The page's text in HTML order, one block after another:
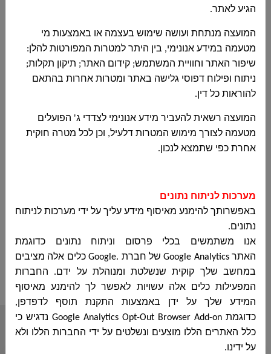
تقرير مالي الربع
الثالث 2018
تقرير مالي الربع
الرابع 2018
اضغطوا هنا
تقرير مالي الربع
الاول 2018
تقرير مالي اضغطوا هنا
التقرير المالي
لسنة 2018
اضغطوا هنا
تقرير وميزانية
لجنة التخطيط
والبناء 2018
اضغطوا هنا
أقسام المجلس
הגיע לאתר.
המועצה מנתחת ועושה שימוש בעצמה או באמצעות מי
מטעמה במידע אנונימי, בין היתר למטרות המפורטות להלן:
שיפור האתר וחוויית המשתמש; קידום האתר; תיקון תקלות;
ניתוח ופילוח דפוסי גלישה באתר ומטרות אחרות בהתאם
להוראות כל דין.
המועצה רשאית להעביר מידע אנונימי לצדדי ג' הפועלים
מטעמה לצורך מימוש המטרות דלעיל, וכן לכל מטרה חוקית
אחרת כפי שתמצא לנכון.
מערכות לניתוח נתונים
באפשרותך להימנע מאיסוף מידע עליך על ידי מערכות לניתוח
נתונים.
אנו משתמשים בכלי פרסום וניתוח נתונים כדוגמת
האתר Google Analytics של חברת Google.כלים אלה מציבים
במחשב שלך קוקית שנשלטת ומנוהלת על ידם. החברות
המפעילות כלים אלה עשויות לאפשר לך להימנע מאיסוף
המידע שלך על ידן באמצעות התקנת תוסף לדפדפן,
כדוגמת Google Analytics Opt-Out Browser Add-on נדגיש כי
כלל האתרים הללו מוצעים ונשלטים על ידי החברות הללו ולא
על ידינו.